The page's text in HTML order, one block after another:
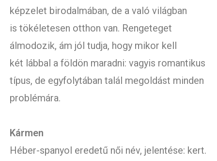
képzelet birodalmában, de a való világban
is tökéletesen otthon van. Rengeteget
álmodozik, ám jól tudja, hogy mikor kell
két lábbal a földön maradni: vagyis romantikus
típus, de egyfolytában talál megoldást minden
problémára.
Kármen
Héber-spanyol eredetű női név, jelentése: kert.